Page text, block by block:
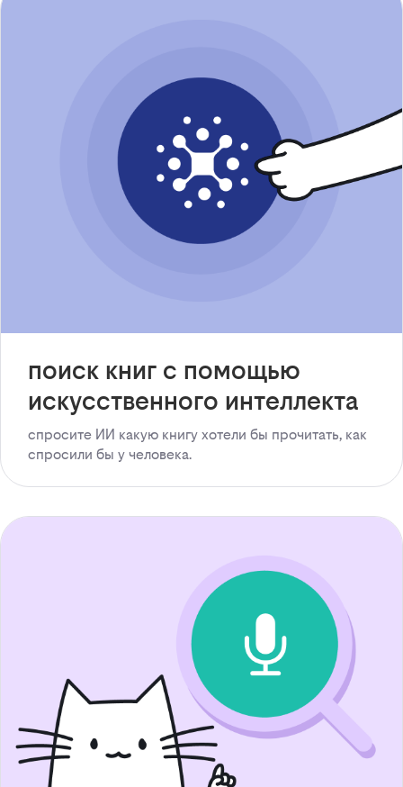
поиск книг с помощью
искусственного интеллекта
спросите ИИ какую книгу хотели бы прочитать, как
спросили бы у человека.